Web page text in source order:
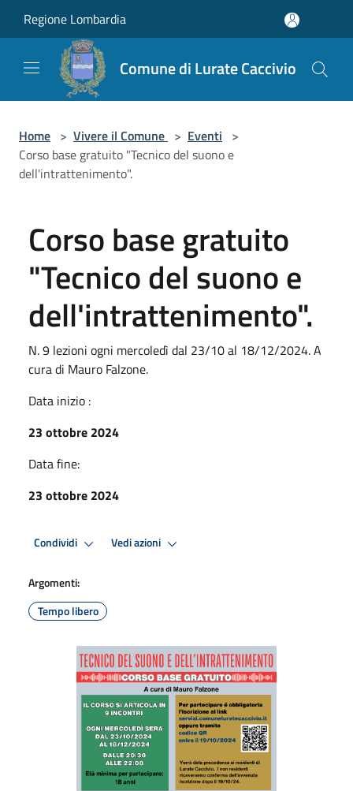
Regione Lombardia
Comune di Lurate Caccivio
Home > Vivere il Comune > Eventi >
Corso base gratuito "Tecnico del suono e
dell'intrattenimento".
Corso base gratuito
"Tecnico del suono e
dell'intrattenimento".
N. 9 lezioni ogni mercoledì dal 23/10 al 18/12/2024. A
cura di Mauro Falzone.
Data inizio :
23 ottobre 2024
Data fine:
23 ottobre 2024
Condividi Vedi azioni
Argomenti:
Tempo libero